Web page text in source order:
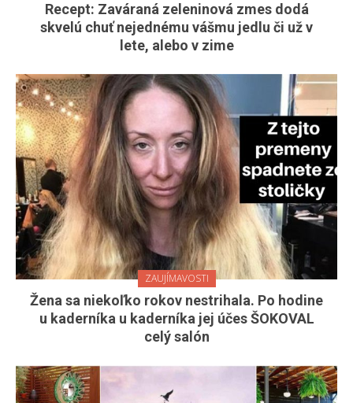
Recept: Zaváraná zeleninová zmes dodá
skvelú chuť nejednému vášmu jedlu či už v
lete, alebo v zime
ZAUJÍMAVOSTI
Žena sa niekoľko rokov nestrihala. Po hodine
u kaderníka u kaderníka jej účes ŠOKOVAL
celý salón